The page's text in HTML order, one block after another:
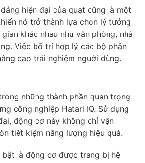
hiện đại của quạt cũng là một
nó trở thành lựa chọn lý tưởng
khác nhau như văn phòng, nhà
Việc bố trí hợp lý các bộ phận
cao trải nghiệm người dùng.
những thành phần quan trọng
công nghiệp Hatari IQ. Sử dụng
động cơ này không chỉ vận
tiết kiệm năng lượng hiệu quả.
là động cơ được trang bị hệ